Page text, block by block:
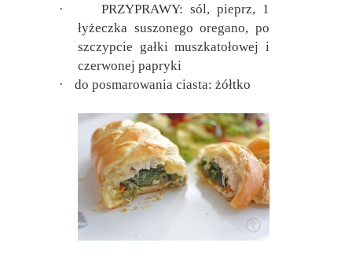
·
PRZYPRAWY: sól, pieprz, 1
łyżeczka suszonego oregano, po
szczypcie gałki muszkatołowej i
czerwonej papryki
·
do posmarowania ciasta: żółtko